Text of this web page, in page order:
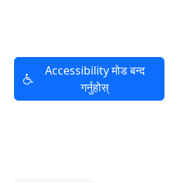
Accessibility मोड बन्द
गर्नुहोस्